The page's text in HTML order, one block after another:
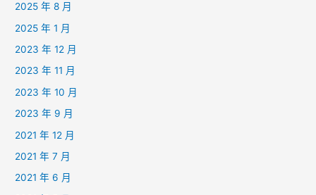
2025 年 8 月
2025 年 1 月
2023 年 12 月
2023 年 11 月
2023 年 10 月
2023 年 9 月
2021 年 12 月
2021 年 7 月
2021 年 6 月